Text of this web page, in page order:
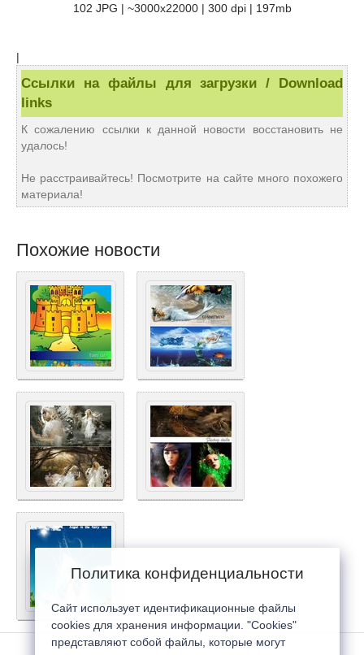
102 JPG | ~3000x22000 | 300 dpi | 197mb
|
Ссылки на файлы для загрузки / Download
links
К сожалению ссылки к данной новости восстановить не
удалось!
Не расстраивайтесь! Посмотрите на сайте много похожего
материала!
Похожие новости
Политика конфиденциальности
Сайт использует идентификационные файлы
cookies для хранения информации. "Cookies"
представляют собой файлы, которые могут